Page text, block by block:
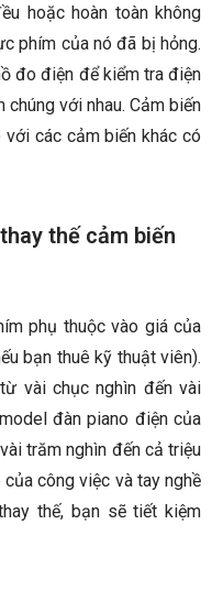
hoặc hoàn toàn không
phím của nó đã bị hỏng.
đo điện để kiểm tra điện
với nhau. Cảm biến
các cảm biến khác có
thế cảm biến
phụ thuộc vào giá của
bạn thuê kỹ thuật viên).
vài chục nghìn đến vài
đàn piano điện của
trăm nghìn đến cả triệu
công việc và tay nghề
thế, bạn sẽ tiết kiệm